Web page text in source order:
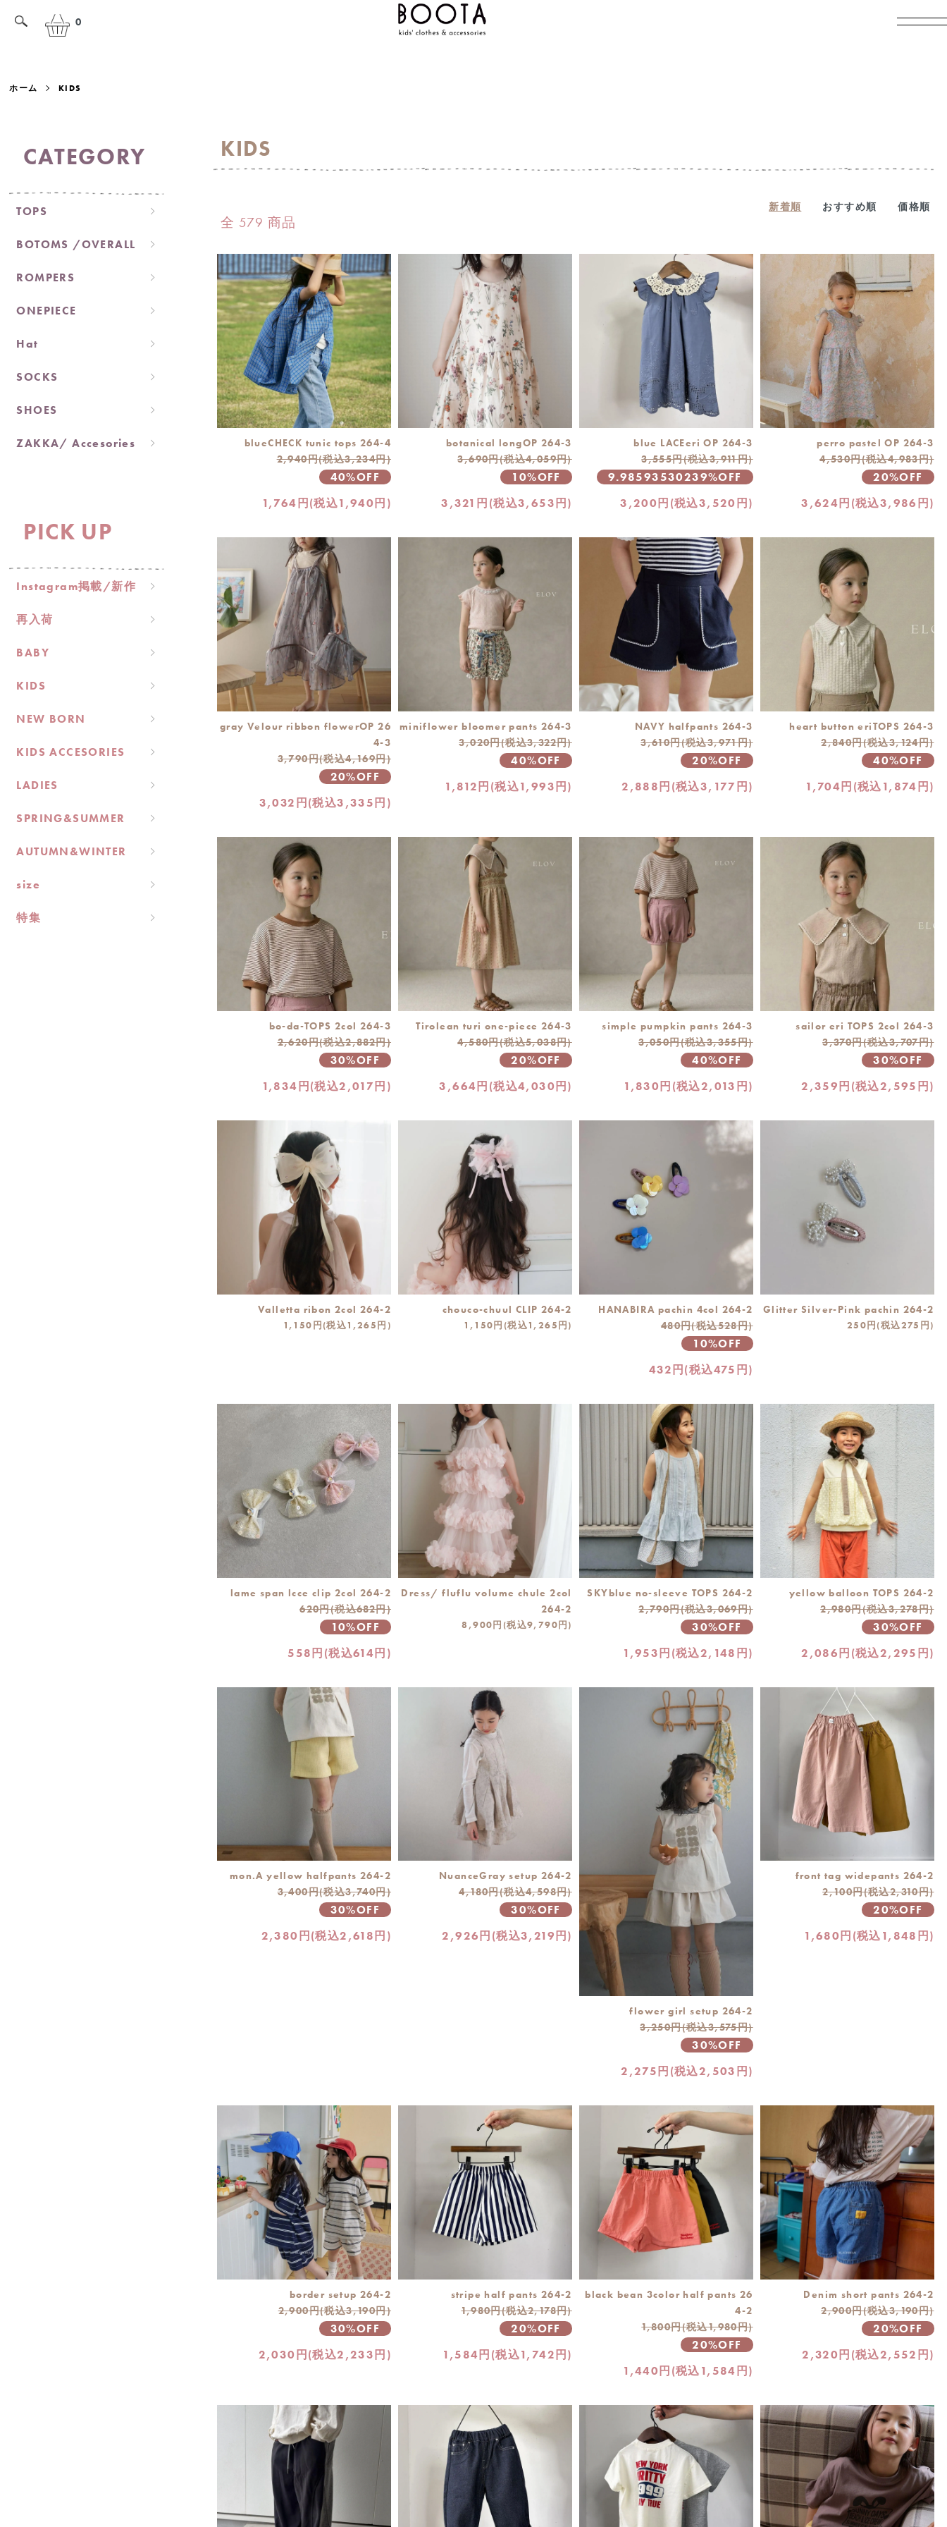
0
ホーム KIDS
KIDS
全 579 商品
新着順 おすすめ順 価格順
blueCHECK tunic tops 264-4
2,940円(税込3,234円)
40%OFF
1,764円(税込1,940円)
botanical longOP 264-3
3,690円(税込4,059円)
10%OFF
3,321円(税込3,653円)
blue LACEeri OP 264-3
3,555円(税込3,911円)
9.98593530239%OFF
3,200円(税込3,520円)
perro pastel OP 264-3
4,530円(税込4,983円)
20%OFF
3,624円(税込3,986円)
gray Velour ribbon flowerOP 26
4-3
3,790円(税込4,169円)
20%OFF
3,032円(税込3,335円)
miniflower bloomer pants 264-3
3,020円(税込3,322円)
40%OFF
1,812円(税込1,993円)
NAVY halfpants 264-3
3,610円(税込3,971円)
20%OFF
2,888円(税込3,177円)
heart button eriTOPS 264-3
2,840円(税込3,124円)
40%OFF
1,704円(税込1,874円)
bo-da-TOPS 2col 264-3
2,620円(税込2,882円)
30%OFF
1,834円(税込2,017円)
Tirolean turi one-piece 264-3
4,580円(税込5,038円)
20%OFF
3,664円(税込4,030円)
simple pumpkin pants 264-3
3,050円(税込3,355円)
40%OFF
1,830円(税込2,013円)
sailor eri TOPS 2col 264-3
3,370円(税込3,707円)
30%OFF
2,359円(税込2,595円)
Valletta ribon 2col 264-2
1,150円(税込1,265円)
chouco-chuul CLIP 264-2
1,150円(税込1,265円)
HANABIRA pachin 4col 264-2
480円(税込528円)
10%OFF
432円(税込475円)
Glitter Silver-Pink pachin 264-2
250円(税込275円)
lame span lcce clip 2col 264-2
620円(税込682円)
10%OFF
558円(税込614円)
Dress/ fluflu volume chule 2col
264-2
8,900円(税込9,790円)
SKYblue no-sleeve TOPS 264-2
2,790円(税込3,069円)
30%OFF
1,953円(税込2,148円)
yellow balloon TOPS 264-2
2,980円(税込3,278円)
30%OFF
2,086円(税込2,295円)
mon.A yellow halfpants 264-2
3,400円(税込3,740円)
30%OFF
2,380円(税込2,618円)
NuanceGray setup 264-2
4,180円(税込4,598円)
30%OFF
2,926円(税込3,219円)
flower girl setup 264-2
3,250円(税込3,575円)
30%OFF
2,275円(税込2,503円)
front tag widepants 264-2
2,100円(税込2,310円)
20%OFF
1,680円(税込1,848円)
border setup 264-2
2,900円(税込3,190円)
30%OFF
2,030円(税込2,233円)
stripe half pants 264-2
1,980円(税込2,178円)
20%OFF
1,584円(税込1,742円)
black bean 3color half pants 26
4-2
1,800円(税込1,980円)
20%OFF
1,440円(税込1,584円)
Denim short pants 264-2
2,900円(税込3,190円)
20%OFF
2,320円(税込2,552円)
CATEGORY
TOPS
BOTOMS /OVERALL
ROMPERS
ONEPIECE
Hat
SOCKS
SHOES
ZAKKA/ Accesories
PICK UP
Instagram掲載/新作
再入荷
BABY
KIDS
NEW BORN
KIDS ACCESORIES
LADIES
SPRING&SUMMER
AUTUMN&WINTER
size
特集